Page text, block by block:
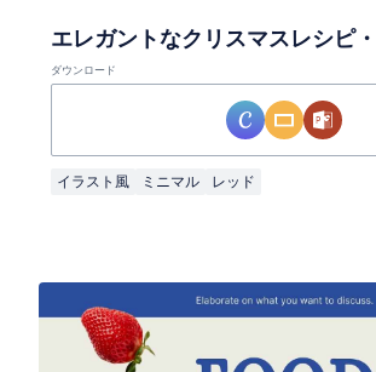
ダウンロード
イラスト風 ミニマル レッド